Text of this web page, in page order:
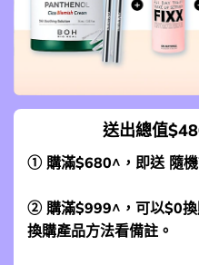
送出總值
① 購滿$680^，即送 隨機
② 購滿$999^，可以$0
換購產品方法看備註。